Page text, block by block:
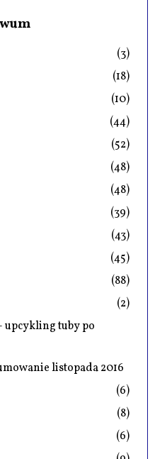
(3)
(18)
(10)
(44)
(52)
(48)
(48)
(39)
(43)
(45)
(88)
(2)
upcykling tuby po
listopada 2016
(6)
(8)
(6)